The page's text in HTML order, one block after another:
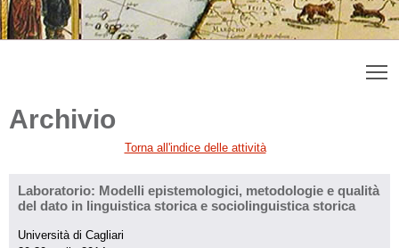
Archivio
Torna all'indice delle attività
Laboratorio: Modelli epistemologici, metodologie e qualità
del dato in linguistica storica e sociolinguistica storica
Università di Cagliari